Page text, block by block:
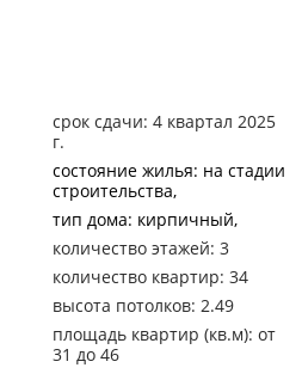
срок сдачи: 4 квартал 2025
г.
состояние жилья: на стадии
строительства
тип дома: кирпичный
количество этажей: 3
количество квартир: 34
высота потолков: 2.49
площадь квартир (кв.м): от
31 до 46